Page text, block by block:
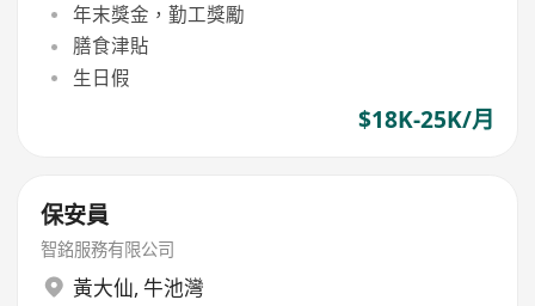
年末獎金，勤工獎勵
膳食津貼
生日假
$18K-25K/月
保安員
智銘服務有限公司
黃大仙, 牛池灣